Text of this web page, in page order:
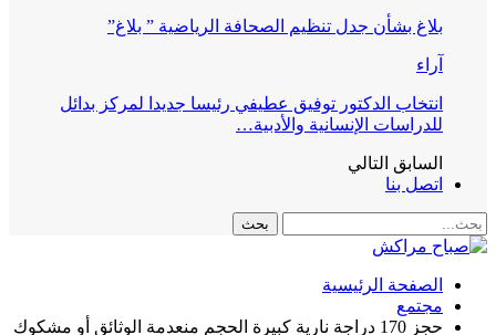
بلاغ بشأن جدل تنظيم الصحافة الرياضية ” بلاغ”
آراء
انتخاب الدكتور توفيق عطيفي رئيسا جديدا لمركز بدائل
للدراسات الإنسانية والأدبية…
السابق التالي
اتصل بنا
الصفحة الرئيسية
مجتمع
حجز 170 دراجة نارية كبيرة الحجم منعدمة الوثائق أو مشكوك